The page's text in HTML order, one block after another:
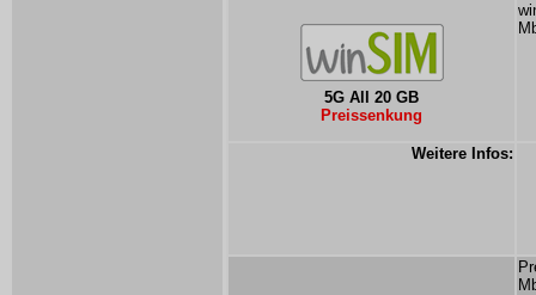
5G All 20 GB
Preissenkung
Weitere Infos: